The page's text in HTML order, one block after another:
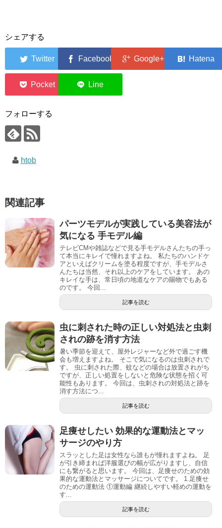
シェアする
フォローする
htob
関連記事
パーツモデルが実践している美容法が
気になる 手モデル編
テレビCMや雑誌などで見る手モデルさんたちの手っ
て本当にキレイで憧れますよね。 私たちのハンドケ
アといえばクリームを塗る程度ですが、手モデルさ
んたちは当然、それ以上のケアをしています。 あの
キレイな手は、常日頃の地道なケアの賜物でもある
のです。 今回...
記事を読む
虫に刺された時の正しい対処法と虫刺
されの跡を消す方法
暑い季節を迎えて、屋外レジャーなど外で過ごす機
会も増えますよね。 そこで気になるのは虫刺されで
す。 虫に刺された際、蚊などの場合は放置されがち
ですが、正しい処置をしないと危険な状態を招く可
能性もあります。 今回は、虫刺されの対処法と跡を
消す方法につ...
記事を読む
足痩せしたい 効果的な運動法とマッ
サージのやり方
スラッとした足は女性なら誰もが憧れますよね。 足
が引き締まれば洋服選びの幅が広がりますし、自信
にも繋がると思います。 今回は、足痩せのための効
果的な運動法とマッサージについてです。 1.足痩せ
のための運動法 ①運動編 継続しやすい軽めの運動を
す...
記事を読む